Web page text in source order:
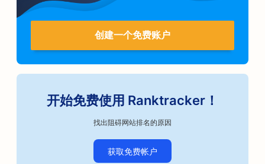
创建一个免费账户
开始免费使用 Ranktracker！
找出阻碍网站排名的原因
获取免费帐户